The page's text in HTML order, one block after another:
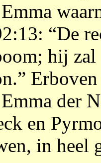
“De
hij zal
der
en
in heel